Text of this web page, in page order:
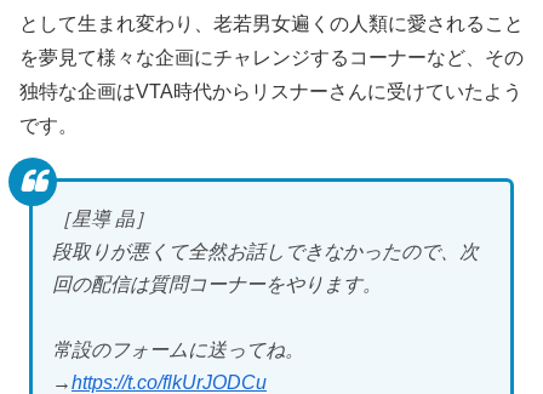
として生まれ変わり、老若男女遍くの人類に愛されること
を夢見て様々な企画にチャレンジするコーナーなど、その
独特な企画はVTA時代からリスナーさんに受けていたよう
です。
［星導 晶］
段取りが悪くて全然お話しできなかったので、次
回の配信は質問コーナーをやります。
常設のフォームに送ってね。
→https://t.co/flkUrJODCu